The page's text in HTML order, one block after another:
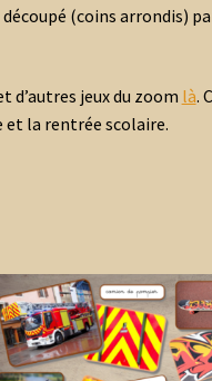
(coins arrondis)
d’autres jeux du zoom là.
et la rentrée scolaire.